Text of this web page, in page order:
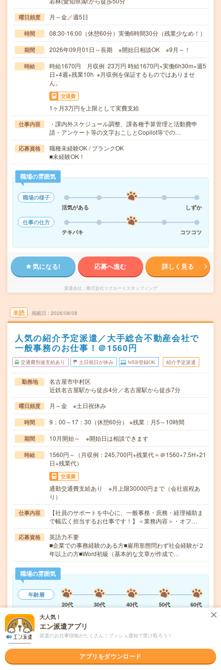
曜日頻度 月～金／週5日
時間 08:30-16:00（休憩60分）実働6時間30分（残業少なめ！）
期間 2026年09月01日～長期 ※開始日相談OK ※9月～！
時給
時給1670円 月収例 23万円 時給1670円×実働6h30m×週5
日×4週+残業10h ※月収例を保証するものではありませ
ん。
交通費
1ヶ月3万円を上限として実費支給
仕事内容
・課内外スケジュール調整、課各種予算管理と活動費申
請・アンケート等の文字おこしとCopilot等での…
応募資格
職種未経験OK / ブランクOK
■未経験OK！
職場の雰囲気
職場の様子
活気がある
しずか
仕事の仕方
テキパキ
コツコツ
気になる! 応募へ進む 詳しく見る
派遣会社 株式会社リクルートスタッフィング
未読 掲載日 2026/08/08
人気の紹介予定派遣／大手総合不動産会社で
一般事務のお仕事！＠1560円
交通費別途支給あり 土日祝日が休み WEB登録OK 紹介予定派遣
勤務地
名古屋市中村区
近鉄名古屋駅から徒歩4分／名古屋駅から徒歩7分
曜日頻度 月～金 ※土日祝休み
時間 9：00～17：30（休憩60分） ※残業：月5～10時間
期間 10月開始～ ※開始日は相談できます
時給
1560円～（月収例：245,700円+残業代＝＠1560×7.5H×21
日+残業代）
交通費
通勤交通費支給あり ※月上限30000円まで（会社規程あ
り）
仕事内容
【社員のサポートを中心に、一般事務・庶務・経理補助ま
で幅広く担当するお仕事です！】＜業務内容＞・オフ…
応募資格
英語力不要
■企業での事務経験のある方■雇用形態問わず社会経験が２
年以上の方■Word初級（基本的な文章が作成で…
職場の雰囲気
年齢層
20代
30代 40代 50代
60代
男女比率
女性
もっと見る
大人気！
エン派遣アプリ
派遣のお仕事情報がたくさん！プッシュ通知で受け取ろう！
アプリをダウンロード